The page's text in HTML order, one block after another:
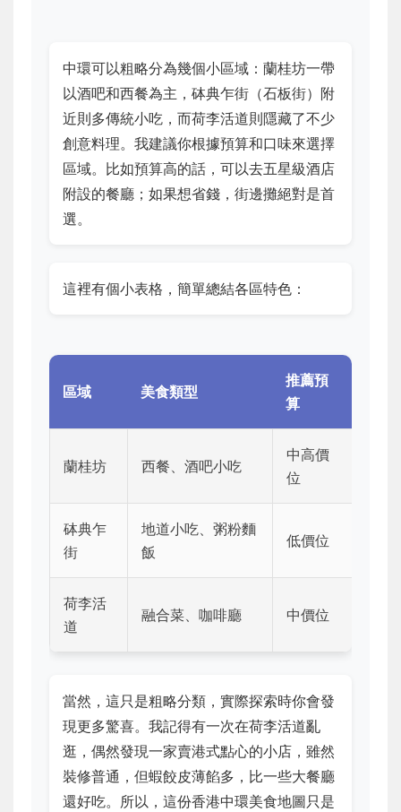
中環可以粗略分為幾個小區域：蘭桂坊一帶
以酒吧和西餐為主，砵典乍街（石板街）附
近則多傳統小吃，而荷李活道則隱藏了不少
創意料理。我建議你根據預算和口味來選擇
區域。比如預算高的話，可以去五星級酒店
附設的餐廳；如果想省錢，街邊攤絕對是首
選。
這裡有個小表格，簡單總結各區特色：
區域 美食類型
推薦預
算
蘭桂坊 西餐、酒吧小吃
中高價
位
砵典乍
街
地道小吃、粥粉麵
飯
低價位
荷李活
道
融合菜、咖啡廳 中價位
當然，這只是粗略分類，實際探索時你會發
現更多驚喜。我記得有一次在荷李活道亂
逛，偶然發現一家賣港式點心的小店，雖然
裝修普通，但蝦餃皮薄餡多，比一些大餐廳
還好吃。所以，這份香港中環美食地圖只是